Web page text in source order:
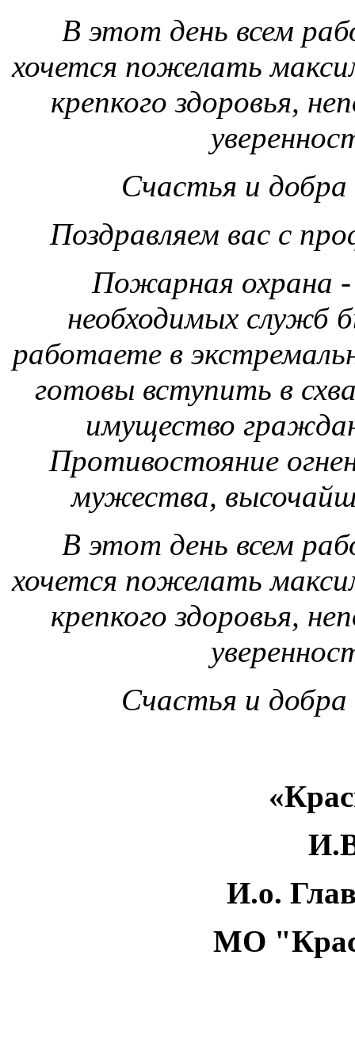
В этот день всем
хочется пожелать
крепкого здоровья,
Счастья и
Поздравляем вас с
Пожарная охрана
необходимых служб
работаете в
готовы вступить в
имущество
Противостояние
мужества,
В этот день всем
хочется пожелать
крепкого здоровья,
Счастья и
И.В.
И.о.
МО